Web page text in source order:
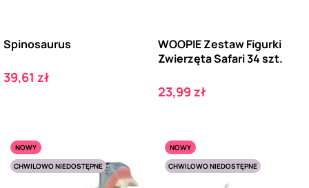
Spinosaurus
Cena
39,61 zł
WOOPIE Zestaw Figurki
Zwierzęta Safari 34 szt.
Cena
23,99 zł
NOWY
CHWILOWO NIEDOSTĘPNE
NOWY
CHWILOWO NIEDOSTĘPNE